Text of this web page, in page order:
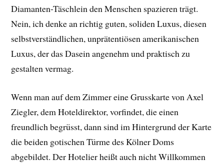
Diamanten-Täschlein den Menschen spazieren trägt.
Nein, ich denke an richtig guten, soliden Luxus, diesen
selbstverständlichen, unprätentiösen amerikanischen
Luxus, der das Dasein angenehm und praktisch zu
gestalten vermag.
Wenn man auf dem Zimmer eine Grusskarte von Axel
Ziegler, dem Hoteldirektor, vorfindet, die einen
freundlich begrüsst, dann sind im Hintergrund der Karte
die beiden gotischen Türme des Kölner Doms
abgebildet. Der Hotelier heißt auch nicht Willkommen